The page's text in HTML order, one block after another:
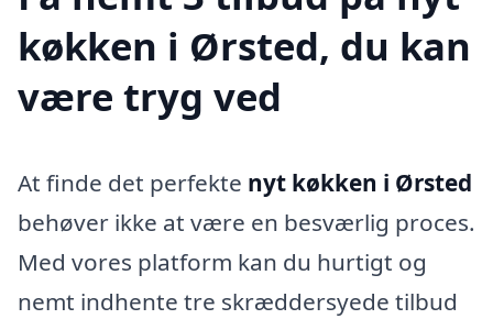
køkken i Ørsted, du kan
være tryg ved
At finde det perfekte nyt køkken i Ørsted
behøver ikke at være en besværlig proces.
Med vores platform kan du hurtigt og
nemt indhente tre skræddersyede tilbud